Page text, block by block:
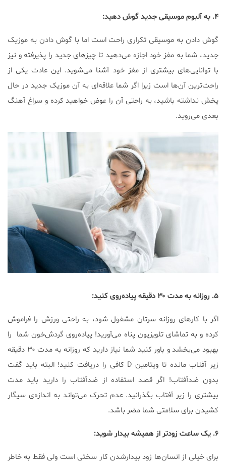
۴. به آلبوم موسیقی جدید گوش دهید:
گوش دادن به موسیقی تکراری راحت است اما با گوش دادن به موزیک
جدید، شما به مغز خود اجازه می‌دهید تا چیزهای جدید را پذیرفته و نیز
با توانایی‌های بیشتری از مغز خود آشنا می‌شوید. این عادت یکی از
راحت‌ترین آن‌ها است زیرا اگر شما علاقه‌ای به آن موزیک جدید در حال
پخش نداشته باشید، به راحتی آن‌ را عوض خواهید کرده و سراغ آهنگ
بعدی می‌روید.
۵. روزانه به مدت ۳۰ دقیقه پیاده‌روی کنید:
اگر با کارهای روزانه سرتان مشغول شود، به راحتی ورزش را فراموش
کرده و به تماشای تلویزیون پناه می‌آورید! پیاده‌روی گردش‌خون شما را
بهبود می‌بخشد و باور کنید شما نیاز دارید که روزانه به مدت ۳۰ دقیقه
زیر آفتاب مانده تا ویتامین D کافی را دریافت کنید! البته باید گفت
بدون ضدآفتاب! اگر قصد استفاده از ضدآفتاب را دارید باید مدت
بیشتری را زیر آفتاب بگذرانید. عدم تحرک می‌تواند به اندازه‌ی سیگار
کشیدن برای سلامتی شما مضر باشد.
۶. یک ساعت زودتر از همیشه بیدار شوید:
برای خیلی از انسان‌ها زود بیدارشدن کار سختی است ولی فقط به خاطر